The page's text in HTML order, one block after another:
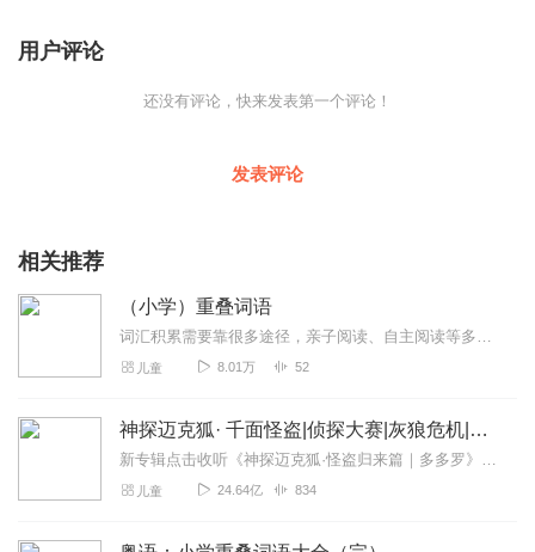
用户评论
还没有评论，快来发表第一个评论！
发表评论
相关推荐
（小学）重叠词语
词汇积累需要靠很多途径，亲子阅读、自主阅读等多种途径都可以帮助孩子积累词语，为日后表达与写作打基础。我通过自己录制的各种重叠词语音频，希望能够在孩子每天上学、放...
儿童 8.01万 52
神探迈克狐· 千面怪盗|侦探大赛|灰狼危机|多多罗
新专辑点击收听《神探迈克狐·怪盗归来篇｜多多罗》！！！>>>点击进入主播橱窗购买《神探迈克狐》系列图书吧!<<<多多罗故事【点击前往】收听多多罗其他好玩有趣的故...
儿童 24.64亿 834